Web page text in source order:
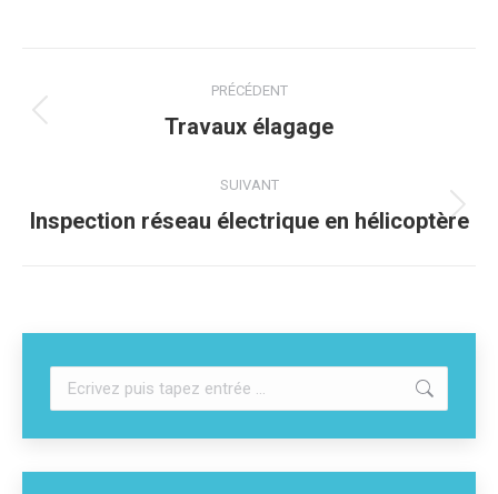
article
PRÉCÉDENT
Article
:
Travaux élagage
SUIVANT
Article
Inspection réseau électrique en hélicoptère
Recherche
: